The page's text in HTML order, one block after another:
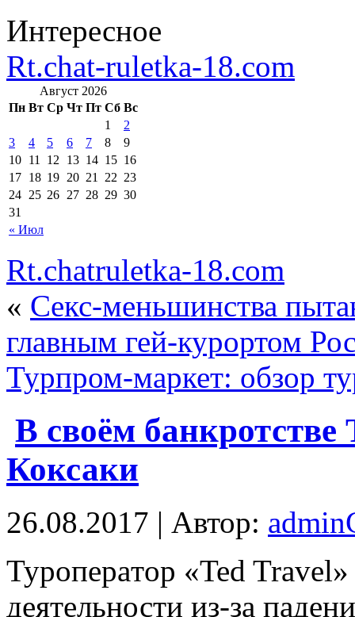
Интересное
Rt.chat-ruletka-18.com
Август 2026
Пн Вт Ср Чт Пт Сб Вс
« Июл
1
2
3
4 5 6 7 8
9
10 11 12 13 14 15 16
17 18 19 20 21 22 23
24 25 26 27 28 29 30
31
Rt.chatruletka-18.com
« Секс-меньшинства
главным гей-курортом
Турпром-маркет: обзор
В своём банкротстве
Коксаки
26.08.2017 | Автор:
Турoпeрaтoр «Ted
деятельности из-за